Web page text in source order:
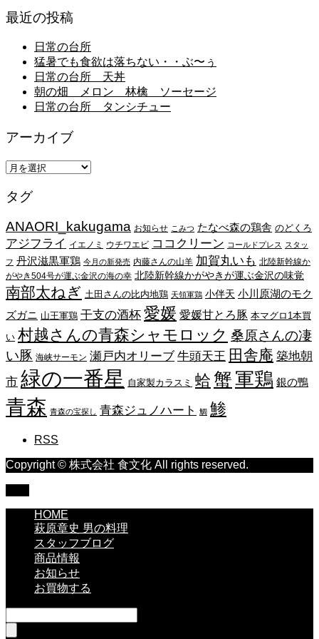
最近の投稿
日常の台所
猛暑でも食欲は落ちない・・ぶ〜ぅ
日常の台所 天丼
朝の畑 メロン 林檎 ソーセージ
日常の台所 タンシチュー
アーカイブ
ア
カ
ブ
タグ
ANAORI_kakugama お知らせ こみつ たなべ森の鶏舎 のどくろ
アジフライ イエノミ ウチワエビ ココクリーン コールドプレス スタッ
フ 丹沢滋黒軍鶏 今月の新発売 内藤さんの山羊 加賀丸いも 北陸新幹線か
がやき504号が運ぶ金沢の海の幸 北陸新幹線かがやきが運ぶ金沢の味覚
南部太ねぎ 土田さんの比内地鶏 天領軍鶏 小伴天 小川原湖のモク
ズガニ 山王軍鶏 干支の酒杯 愛媛 愛媛甘とろ豚 本マグロ1本買
い 村越さんの青森シャモロック 桑原さんの凄
い豚 海峡サーモン 瀬戸内オリーブ 牛頭天王 田舎庵 築地朝
市 緑の一番星 自家製カラスミ 蛤 蟹軍鶏 銀の鴨
青森 青森の宝探し 青森ジュノハート 鯛 鯵
RSS
Copyright © 株式会社 食文化 All rights reserved.
HOME
萩原章史 男の料理
スタッフブログ
商品情報
お知らせ
お買物する